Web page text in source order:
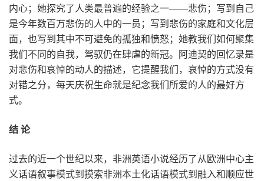
内心；她探究了人类最普遍的经验之一——悲伤；写到自己
是今年数百万悲伤的人中的一员；写到悲伤的家庭和文化层
面，也写到其中不可避免的孤独和愤怒；她教我们如何聚集
我们不同的自我，驾驭仍在肆虐的新冠。阿迪契的回忆录是
对悲伤和哀悼的动人的描述，它提醒我们，哀悼的方式没有
对错之分，每天庆祝生命就是纪念我们所爱的人的最好方
式。
结 论
过去的近一个世纪以来，非洲英语小说经历了从欧洲中心主
义话语叙事模式到摸索非洲本土化话语模式到融入和顺应世